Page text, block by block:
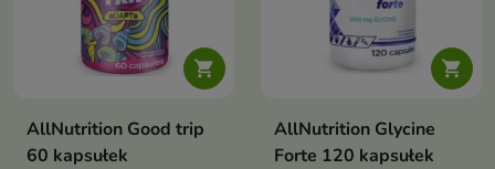

AllNutrition Good trip
60 kapsułek

AllNutrition Glycine
Forte 120 kapsułek